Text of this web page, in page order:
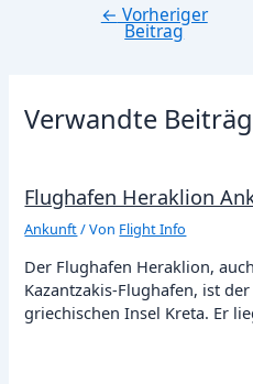
Beitragsnavigation
← Vorheriger
Beitrag
Verwandte
Flughafen Heraklion
Ankunft/ Von Flight Info
Der Flughafen Heraklion,
Kazantzakis-Flughafen, ist
griechischen Insel Kreta. Er